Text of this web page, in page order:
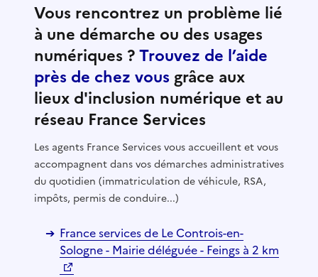
Vous rencontrez un problème lié
à une démarche ou des usages
numériques ?Trouvez de l’aide
près de chez vous grâce aux
lieux d'inclusion numérique et au
réseau France Services
Les agents France Services vous accueillent et vous
accompagnent dans vos démarches administratives
du quotidien (immatriculation de véhicule, RSA,
impôts, permis de conduire...)
France services de Le Controis-en-
Sologne - Mairie déléguée - Feings à 2 km